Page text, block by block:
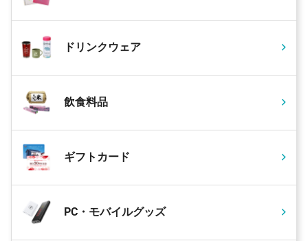
ドリンクウェア
飲食料品
ギフトカード
PC・モバイルグッズ